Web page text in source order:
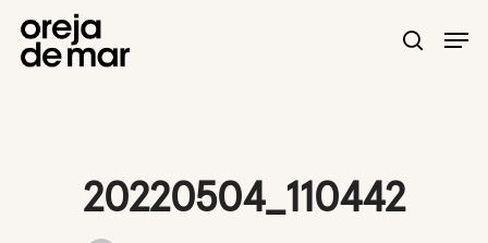
search
20220504_110442